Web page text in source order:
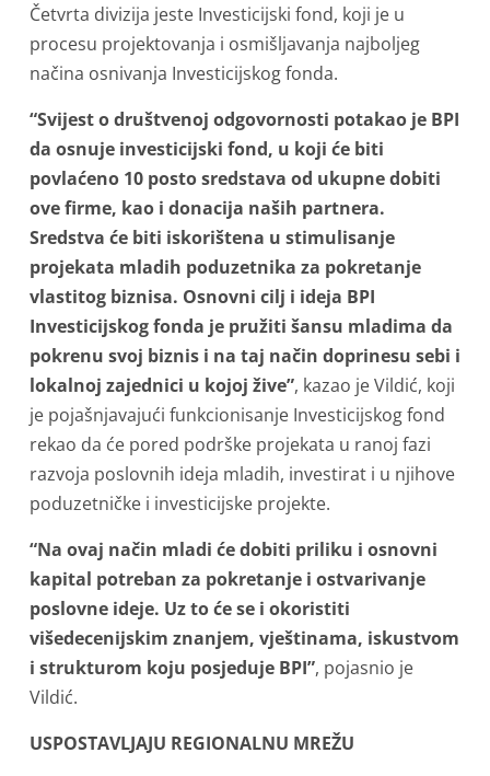
Četvrta divizija jeste Investicijski fond, koji je u
procesu projektovanja i osmišljavanja najboljeg
načina osnivanja Investicijskog fonda.
“Svijest o društvenoj odgovornosti potakao je BPI
da osnuje investicijski fond, u koji će biti
povlaćeno 10 posto sredstava od ukupne dobiti
ove firme, kao i donacija naših partnera.
Sredstva će biti iskorištena u stimulisanje
projekata mladih poduzetnika za pokretanje
vlastitog biznisa. Osnovni cilj i ideja BPI
Investicijskog fonda je pružiti šansu mladima da
pokrenu svoj biznis i na taj način doprinesu sebi i
lokalnoj zajednici u kojoj žive”, kazao je Vildić, koji
je pojašnjavajući funkcionisanje Investicijskog fond
rekao da će pored podrške projekata u ranoj fazi
razvoja poslovnih ideja mladih, investirat i u njihove
poduzetničke i investicijske projekte.
“Na ovaj način mladi će dobiti priliku i osnovni
kapital potreban za pokretanje i ostvarivanje
poslovne ideje. Uz to će se i okoristiti
višedecenijskim znanjem, vještinama, iskustvom
i strukturom koju posjeduje BPI”, pojasnio je
Vildić.
USPOSTAVLJAJU REGIONALNU MREŽU